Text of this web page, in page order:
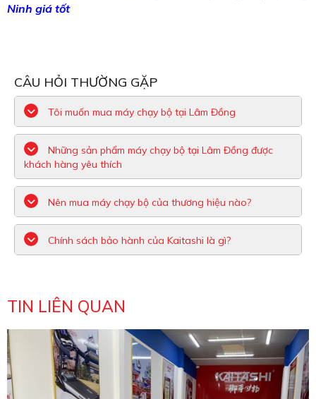
Ninh giá tốt
CÂU HỎI THƯỜNG GẶP
Tôi muốn mua máy chạy bộ tại Lâm Đồng
Những sản phẩm máy chạy bộ tại Lâm Đồng được
khách hàng yêu thích
Nên mua máy chạy bộ của thương hiệu nào?
Chính sách bảo hành của Kaitashi là gì?
TIN LIÊN QUAN